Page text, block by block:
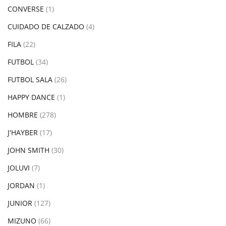
CONVERSE (1)
CUIDADO DE CALZADO (4)
FILA (22)
FUTBOL (34)
FUTBOL SALA (26)
HAPPY DANCE (1)
HOMBRE (278)
J'HAYBER (17)
JOHN SMITH (30)
JOLUVI (7)
JORDAN (1)
JUNIOR (127)
MIZUNO (66)